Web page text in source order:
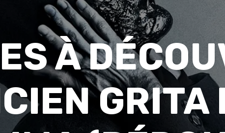
À
GRITA